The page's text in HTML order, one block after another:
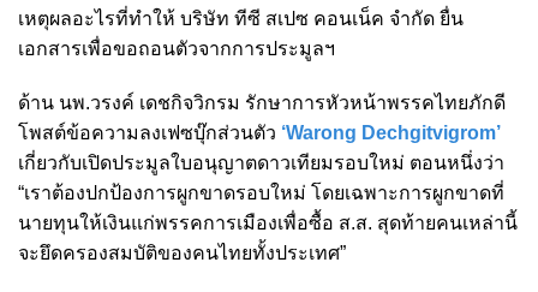
เหตุผลอะไรที่ทำให้ บริษัท ทีซี สเปซ คอนเน็ค จำกัด ยื่น
เอกสารเพื่อขอถอนตัวจากการประมูลฯ
ด้าน นพ.วรงค์ เดชกิจวิกรม รักษาการหัวหน้าพรรคไทยภักดี
โพสต์ข้อความลงเฟซบุ๊กส่วนตัว ‘Warong Dechgitvigrom’
เกี่ยวกับเปิดประมูลใบอนุญาตดาวเทียมรอบใหม่ ตอนหนึ่งว่า
“เราต้องปกป้องการผูกขาดรอบใหม่ โดยเฉพาะการผูกขาดที่
นายทุนให้เงินแก่พรรคการเมืองเพื่อซื้อ ส.ส. สุดท้ายคนเหล่านี้
จะยึดครองสมบัติของคนไทยทั้งประเทศ”